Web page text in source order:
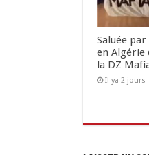
Saluée
en Algérie
la DZ
Il ya 2 jours